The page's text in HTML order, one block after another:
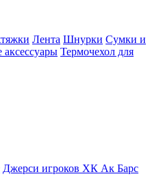
Лента Шнурки Сумки и
Термочехол для
Джерси игроков ХК Ак Барс